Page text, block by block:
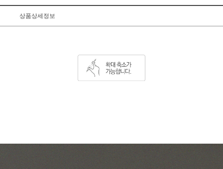
상품상세정보